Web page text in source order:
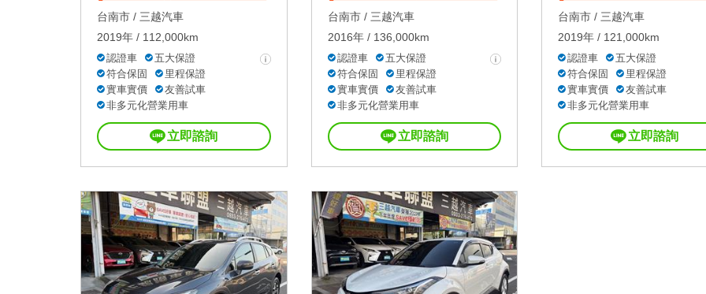
台南市 / 三越汽車
2019年 / 112,000km
認證車
五大保證
符合保固
里程保證
實車實價
友善試車
非多元化營業用車
立即諮詢
台南市 / 三越汽車
2016年 / 136,000km
認證車
五大保證
符合保固
里程保證
實車實價
友善試車
非多元化營業用車
立即諮詢
台南市 / 三越汽車
2019年 / 121,000km
認證車
五大保證
符合保固
里程保證
實車實價
友善試車
非多元化營業用車
立即諮詢